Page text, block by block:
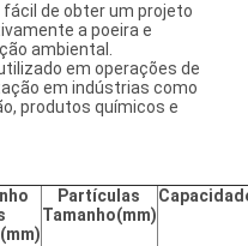
fácil de obter um projeto
a poeira e
ambiental.
em operações de
em indústrias como
produtos químicos e
(mm)
Partículas
Tamanho(mm)